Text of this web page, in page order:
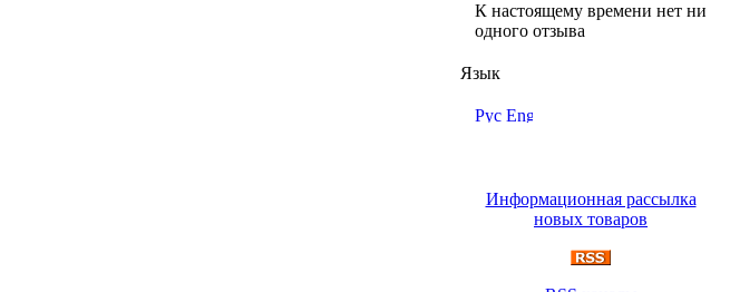
К настоящему времени нет ни
одного отзыва
Язык
Информационная рассылка
новых товаров